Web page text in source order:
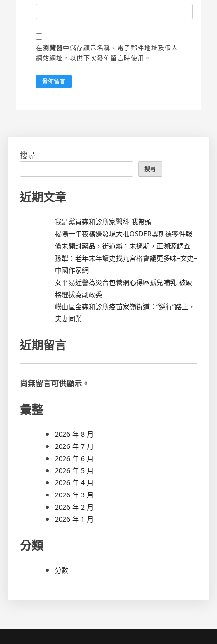
在瀏覽器中儲存顯示名稱、電子郵件地址及個人
網站網址，以供下次發佈留言時使用。
搜尋
搜尋
近期文章
我是黨員森和診所家醫科 我帶頭
揭陽一年夜橋邊發現大批OSDER奧斯德零件報
價未開封藥品，街道辦：未過期，正溯源調查
孫犁：老年末年讀史找九宮格會議更多味–文史–
中國作家網
女平易近警為災台包養網心得區孤兒哺乳 被破
格選拔為副政委
嶗山區金森和診所疫苗家嶺街道：“逆行”路上，
夫妻同業
近期留言
尚無留言可供顯示。
彙整
2026 年 8 月
2026 年 7 月
2026 年 6 月
2026 年 5 月
2026 年 4 月
2026 年 3 月
2026 年 2 月
2026 年 1 月
分類
分數